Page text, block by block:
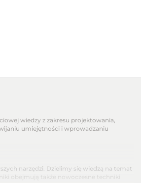
wiedzy z zakresu projektowania,
umiejętności i wprowadzaniu
narzędzi. Dzielimy się wiedzą na temat
obejmują także nowoczesne techniki